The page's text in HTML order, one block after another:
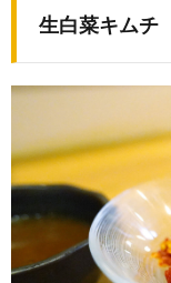
生白菜キムチ